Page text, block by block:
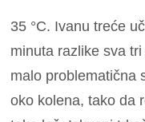
35 °C. Ivanu treće
minuta razlike sva
malo problematična
oko kolena, tako da